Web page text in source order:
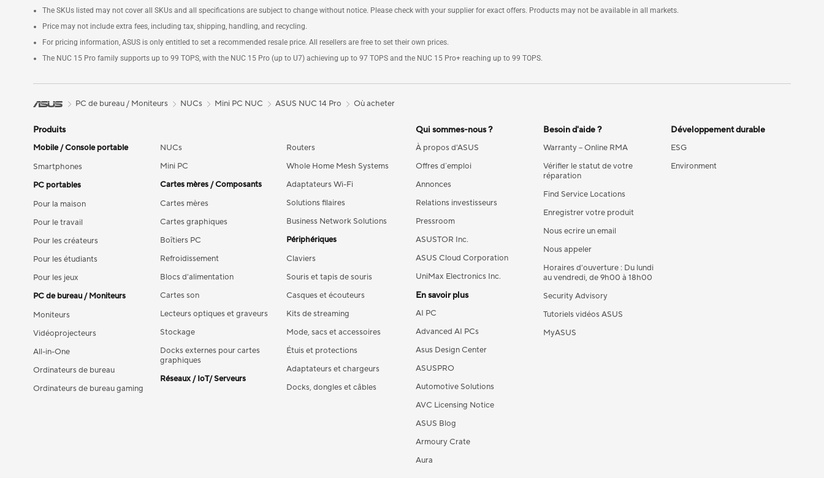
The SKUs listed may not cover all SKUs and all specifications are subject to change without notice. Please check with your supplier for exact offers. Products may not be available in all markets.
Price may not include extra fees, including tax, shipping, handling, and recycling.
For pricing information, ASUS is only entitled to set a recommended resale price. All resellers are free to set their own prices.
The NUC 15 Pro family supports up to 99 TOPS, with the NUC 15 Pro (up to U7) achieving up to 97 TOPS and the NUC 15 Pro+ reaching up to 99 TOPS.
PC de bureau / Moniteurs NUCs Mini PC NUC ASUS NUC 14 Pro Où acheter
Produits
Mobile / Console portable
Smartphones
PC portables
Pour la maison
Pour le travail
Pour les créateurs
Pour les étudiants
Pour les jeux
PC de bureau / Moniteurs
Moniteurs
Vidéoprojecteurs
All-in-One
Ordinateurs de bureau
Ordinateurs de bureau gaming
NUCs
Mini PC
Cartes mères / Composants
Cartes mères
Cartes graphiques
Boîtiers PC
Refroidissement
Blocs d'alimentation
Cartes son
Lecteurs optiques et graveurs
Stockage
Docks externes pour cartes
graphiques
Réseaux / IoT/ Serveurs
Routers
Whole Home Mesh Systems
Adaptateurs Wi-Fi
Solutions filaires
Business Network Solutions
Périphériques
Claviers
Souris et tapis de souris
Casques et écouteurs
Kits de streaming
Mode, sacs et accessoires
Étuis et protections
Adaptateurs et chargeurs
Docks, dongles et câbles
Qui sommes-nous ?
À propos d'ASUS
Offres d´emploi
Annonces
Relations investisseurs
Pressroom
ASUSTOR Inc.
ASUS Cloud Corporation
UniMax Electronics Inc.
En savoir plus
AI PC
Advanced AI PCs
Asus Design Center
ASUSPRO
Automotive Solutions
AVC Licensing Notice
ASUS Blog
Armoury Crate
Aura
Besoin d'aide ?
Warranty – Online RMA
Vérifier le statut de votre
réparation
Find Service Locations
Enregistrer votre produit
Nous ecrire un email
Nous appeler
Horaires d'ouverture : Du lundi
au vendredi, de 9h00 à 18h00
Security Advisory
Tutoriels vidéos ASUS
MyASUS
Développement durable
ESG
Environment